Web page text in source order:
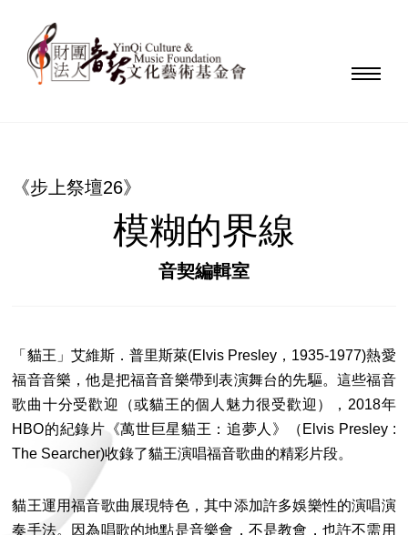
《步上祭壇26》
模糊的界線
音契編輯室
「貓王」艾維斯．普里斯萊(Elvis Presley，1935-1977)熱愛
福音音樂，他是把福音音樂帶到表演舞台的先驅。這些福音
歌曲十分受歡迎（或貓王的個人魅力很受歡迎），2018年
HBO的紀錄片《萬世巨星貓王：追夢人》（Elvis Presley :
The Searcher)收錄了貓王演唱福音歌曲的精彩片段。
貓王運用福音歌曲展現特色，其中添加許多娛樂性的演唱演
奏手法。因為唱歌的地點是音樂會，不是教會，也許不需用